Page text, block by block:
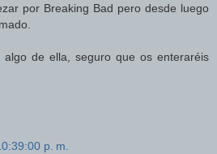
por Breaking Bad pero desde luego
algo de ella, seguro que os enteraréis
p. m.